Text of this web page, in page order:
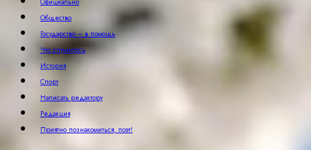
Официально
Общество
Государство – в помощь
Что случилось
История
Спорт
Написать редактору
Редакция
Приятно познакомиться, поэт!